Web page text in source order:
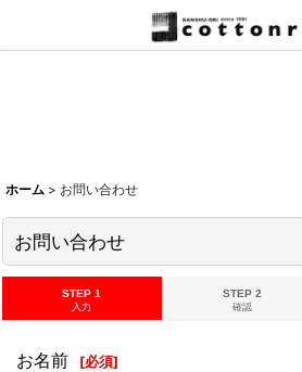
ホーム > お問い合わせ
お問い合わせ
STEP 1
入力
STEP 2
確認
お名前 [必須]